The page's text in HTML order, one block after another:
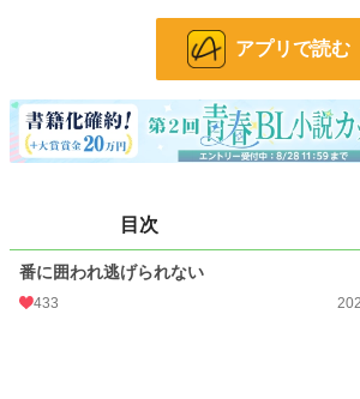
10,999 位 / 228,743 件
2,390 位 / 31,413 件
お気に入り 419
24h.ポイント 92 pt
2022.09.04 06:30
初回公開日時 2022.09.04 06:30
アプリで読む
目次
番に囲われ逃げられない
433